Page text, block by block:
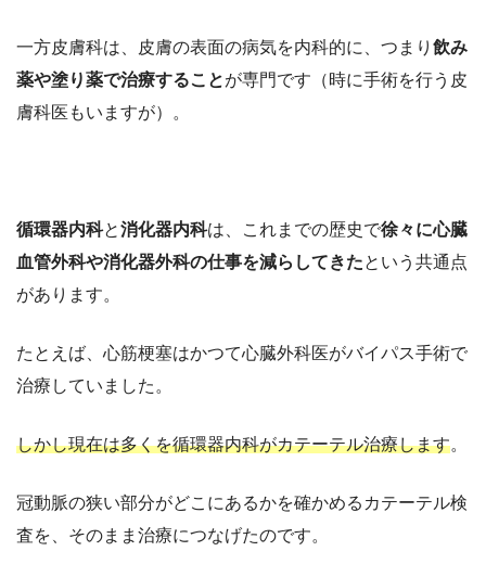
一方皮膚科は、皮膚の表面の病気を内科的に、つまり 飲み
薬や塗り薬で治療することが専門です（時に手術を行う皮
膚科医もいますが）。
循環器内科と消化器内科は、これまでの歴史で徐々に心臓
血管外科や消化器外科の仕事を減らしてきたという共通点
があります。
たとえば、心筋梗塞はかつて心臓外科医がバイパス手術で
治療していました。
しかし現在は多くを循環器内科がカテーテル治療します。
冠動脈の狭い部分がどこにあるかを確かめるカテーテル検
査を、そのまま治療につなげたのです。